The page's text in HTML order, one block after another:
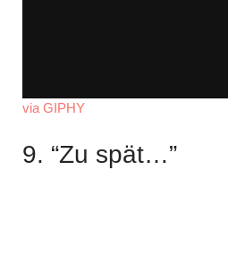
via GIPHY
9. “Zu spät…”